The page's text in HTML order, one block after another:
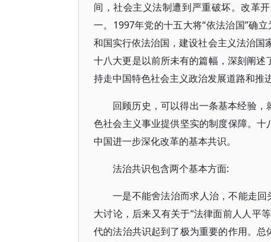
间，社会主义法制遭到严重破坏。改革
一。1997年党的十五大将“依法治国”确
和国实行依法治国，建设社会主义法治国
十八大更是以前所未有的篇幅，深刻阐述
持走中国特色社会主义政治发展道路和推
回顾历史，可以得出一条基本经验
色社会主义事业提供坚实的制度保障。
中国进一步深化改革的基本共识。
法治共识包含两个基本方面:
一是不能舍法治而求人治，不能走
大讨论，后来又有关于“法律面前人人平
代的法治共识起到了极为重要的作用。